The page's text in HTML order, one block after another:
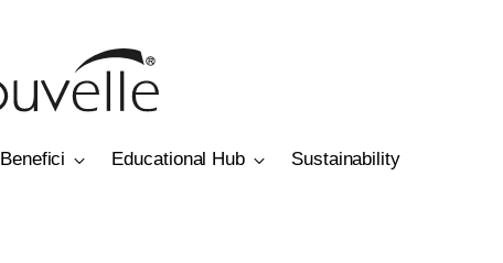
Benefici Educational Hub Sustainability